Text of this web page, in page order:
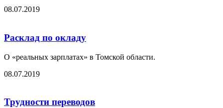
08.07.2019
Расклад по окладу
О «реальных зарплатах» в Томской области.
08.07.2019
Трудности переводов